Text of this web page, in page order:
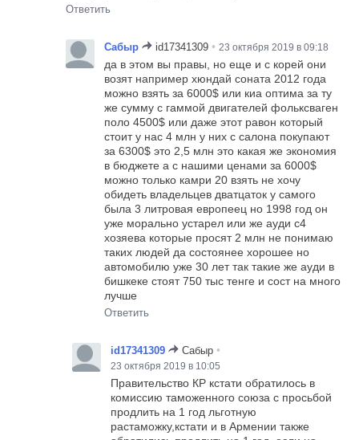
Ответить
Сабыр id17341309 • 23 октября 2019 в 09:18
да в этом вы правы, но еще и с корей они
возят например хюндай соната 2012 года
можно взять за 6000$ или киа оптима за ту
же сумму с гаммой двигателей фольксваген
поло 4500$ или даже этот равон который
стоит у нас 4 млн у них с салона покупают
за 6300$ это 2,5 млн это какая же экономия
в бюджете а с нашими ценами за 6000$
можно только камри 20 взять не хочу
обидеть владельцев дватцаток у самого
была 3 литровая европеец но 1998 год он
уже морально устарел или же ауди с4
хозяева которые просят 2 млн не понимаю
таких людей да состоянее хорошее но
автомобилю уже 30 лет так такие же ауди в
бишкеке стоят 750 тыс тенге и сост на много
лучше
Ответить
id17341309 Сабыр •
23 октября 2019 в 10:05
Правительство КР кстати обратилось в
комиссию таможенного союза с просьбой
продлить на 1 год льготную
растаможку,кстати и в Армении также